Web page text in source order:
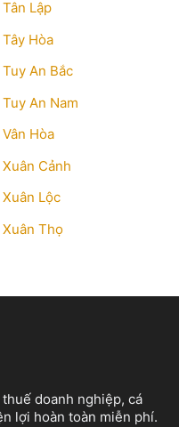
Lập
Tây Hòa
Tuy An Bắc
Tuy An Nam
Hòa
Xuân Cảnh
Xuân Lộc
Xuân Thọ
doanh nghiệp, cá
lợi hoàn toàn miễn phí.